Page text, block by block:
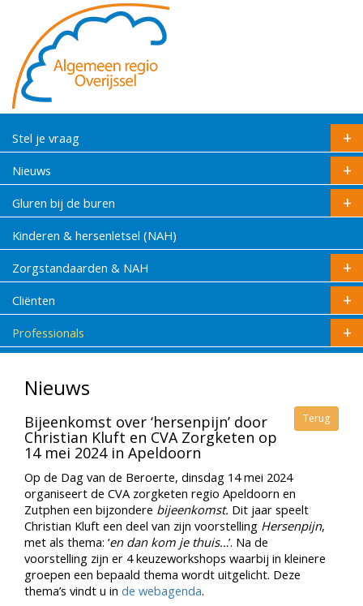
Stel je vraag
Nieuws
Gluren bij de buren
Kinderen & hersenletsel (NAH)
Zorgstandaarden & NAH
Cliënten
Professionals
Nieuws
Terug
Bijeenkomst over ‘hersenpijn’ door
Christian Kluft en CVA Zorgketen op
14 mei 2024 in Apeldoorn
Op de Dag van de Beroerte, dinsdag 14 mei 2024
organiseert de CVA zorgketen regio Apeldoorn en
Zutphen een bijzondere bijeenkomst. Dit jaar speelt
Christian Kluft een deel van zijn voorstelling Hersenpijn,
met als thema: ‘en dan kom je thuis…’. Na de
voorstelling zijn er 4 keuzeworkshops waarbij in kleinere
groepen een bepaald thema wordt uitgelicht. Deze
thema’s vindt u in de webagenda.